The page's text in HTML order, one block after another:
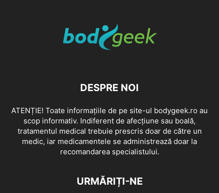
DESPRE NOI
ATENȚIE! Toate informațiile de pe site-ul bodygeek.ro au
scop informativ. Indiferent de afecțiune sau boală,
tratamentul medical trebuie prescris doar de către un
medic, iar medicamentele se administrează doar la
recomandarea specialistului.
URMĂRIȚI-NE